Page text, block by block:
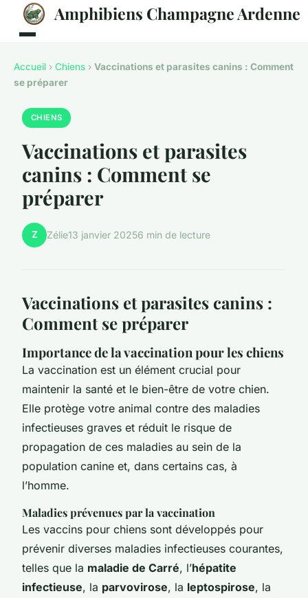
Amphibiens Champagne Ardenne
Accueil › Chiens › Vaccinations et parasites canins : Comment
se préparer
CHIENS
Vaccinations et parasites
canins : Comment se
préparer
Z Zélie13 janvier 20256 min de lecture
Vaccinations et parasites canins :
Comment se préparer
Importance de la vaccination pour les chiens
La vaccination est un élément crucial pour
maintenir la santé et le bien-être de votre chien.
Elle protège votre animal contre des maladies
infectieuses graves et réduit le risque de
propagation de ces maladies au sein de la
population canine et, dans certains cas, à
l’homme.
Maladies prévenues par la vaccination
Les vaccins pour chiens sont développés pour
prévenir diverses maladies infectieuses courantes,
telles que la maladie de Carré, l’hépatite
infectieuse, la parvovirose, la leptospirose, la